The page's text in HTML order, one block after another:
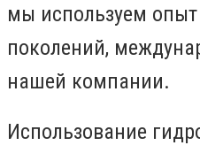
мы используем
поколений,
нашей компании.
Использование